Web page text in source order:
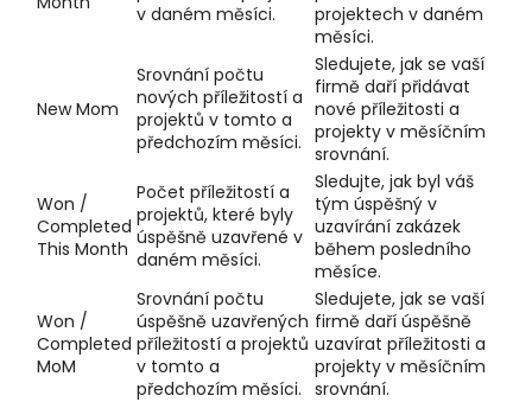
v daném měsíci.
projektech v daném
měsíci.
New Mom
Srovnání počtu
nových příležitostí a
projektů v tomto a
předchozím měsíci.
Sledujete, jak se vaší
firmě daří přidávat
nové příležitosti a
projekty v měsíčním
srovnání.
Won /
Completed
This Month
Počet příležitostí a
projektů, které byly
úspěšně uzavřené v
daném měsíci.
Sledujte, jak byl váš
tým úspěšný v
uzavírání zakázek
během posledního
měsíce.
Won /
Completed
MoM
Srovnání počtu
úspěšně uzavřených
příležitostí a projektů
v tomto a
předchozím měsíci.
Sledujete, jak se vaší
firmě daří úspěšně
uzavírat příležitosti a
projekty v měsíčním
srovnání.